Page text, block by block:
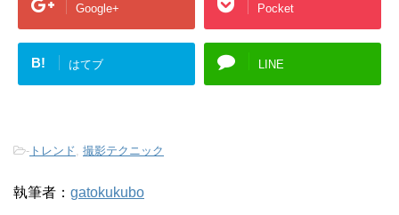
Google+ Pocket
B! はてブ LINE
- トレンド, 撮影テクニック
執筆者： gatokukubo